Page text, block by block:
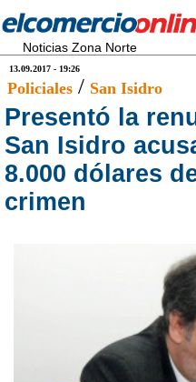
Noticias Zona Norte
13.09.2017 - 19:26
Policiales / San Isidro
Presentó la
San Isidro
8.000 dólares
crimen